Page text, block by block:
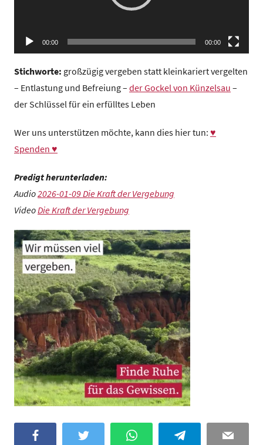
e
t
r
u
m
00:00 00:00
Stichworte: großzügig vergeben statt kleinkariert vergelten
– Entlastung und Befreiung – der Gockel von Künzelsau –
der Schlüssel für ein erfülltes Leben
Wer uns unterstützen möchte, kann dies hier tun: ♥
Spenden ♥
Predigt herunterladen:
Audio2026-01-09 Die Kraft der Vergebung
VideoDie Kraft der Vergebung
Twitter WhatsApp Telegram Email